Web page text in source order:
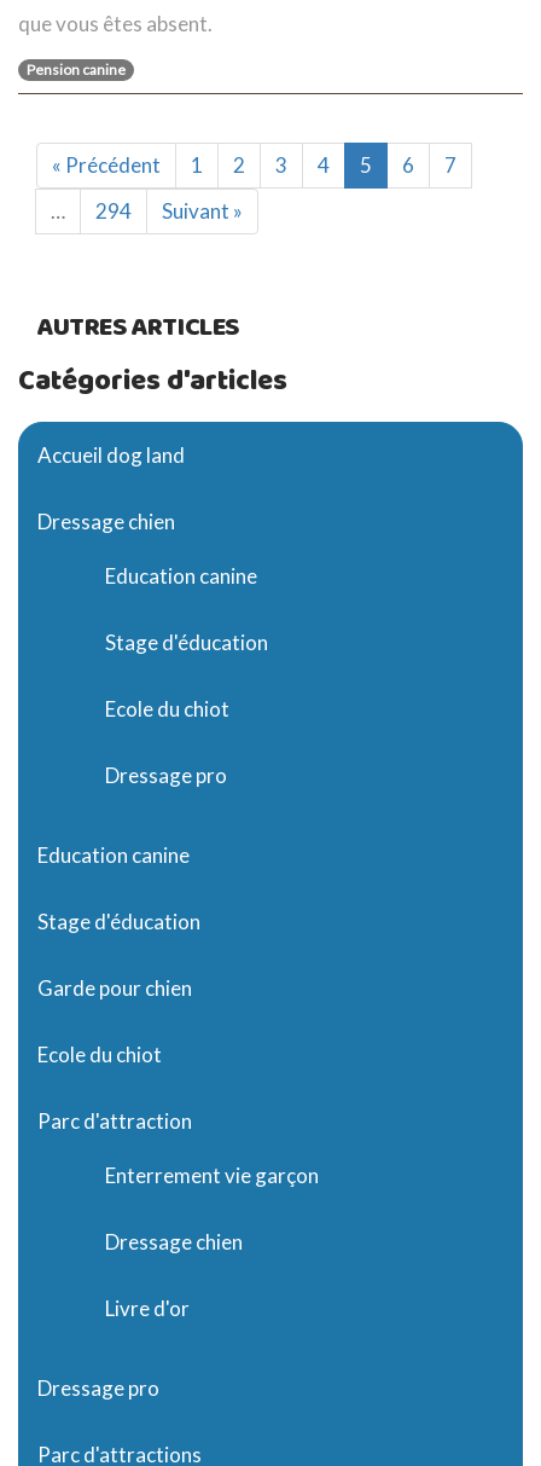
que vous êtes absent.
Pension canine
« Précédent 1 2 3 4 5 6
7
…
294 Suivant »
AUTRES ARTICLES
Catégories d'articles
Accueil dog land
Dressage chien
Education canine
Stage d'éducation
Ecole du chiot
Dressage pro
Education canine
Stage d'éducation
Garde pour chien
Ecole du chiot
Parc d'attraction
Enterrement vie garçon
Dressage chien
Livre d'or
Dressage pro
Parc d'attractions